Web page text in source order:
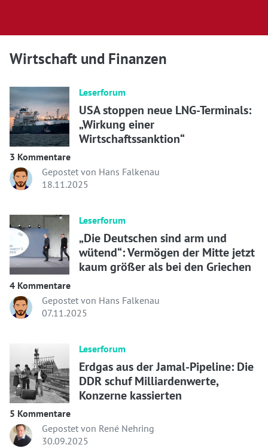
Wirtschaft und Finanzen
Leserforum
USA stoppen neue LNG-Terminals:
„Wirkung einer
Wirtschaftssanktion“
3 Kommentare
Gepostet von Hans Falkenau
18.11.2025
Leserforum
„Die Deutschen sind arm und
wütend“: Vermögen der Mitte jetzt
kaum größer als bei den Griechen
4 Kommentare
Gepostet von Hans Falkenau
07.11.2025
Leserforum
Erdgas aus der Jamal-Pipeline: Die
DDR schuf Milliardenwerte,
Konzerne kassierten
5 Kommentare
Gepostet von René Nehring
30.09.2025